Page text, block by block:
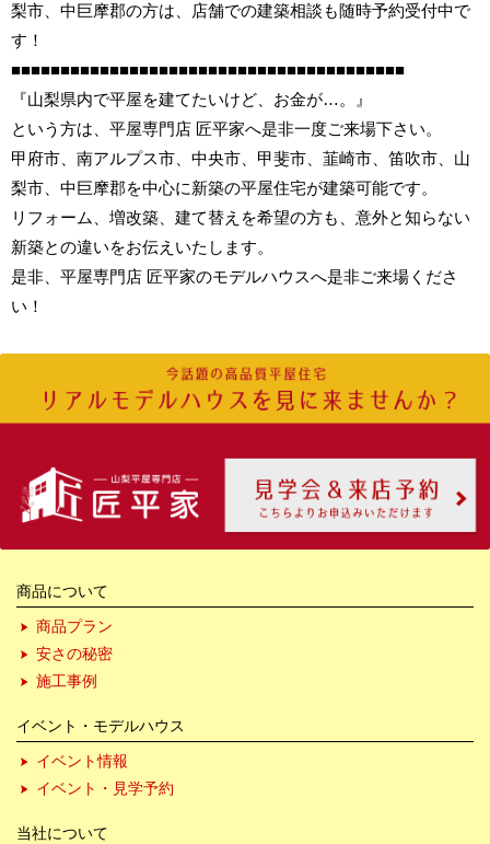
梨市、中巨摩郡の方は、店舗での建築相談も随時予約受付中で
す！
■■■■■■■■■■■■■■■■■■■■■■■■■■■■■■■■■■■■■■■■
『山梨県内で平屋を建てたいけど、お金が…。』
という方は、平屋専門店 匠平家へ是非一度ご来場下さい。
甲府市、南アルプス市、中央市、甲斐市、韮崎市、笛吹市、山
梨市、中巨摩郡を中心に新築の平屋住宅が建築可能です。
リフォーム、増改築、建て替えを希望の方も、意外と知らない
新築との違いをお伝えいたします。
是非、平屋専門店 匠平家のモデルハウスへ是非ご来場くださ
い！
商品について
商品プラン
安さの秘密
施工事例
イベント・モデルハウス
イベント情報
イベント・見学予約
当社について